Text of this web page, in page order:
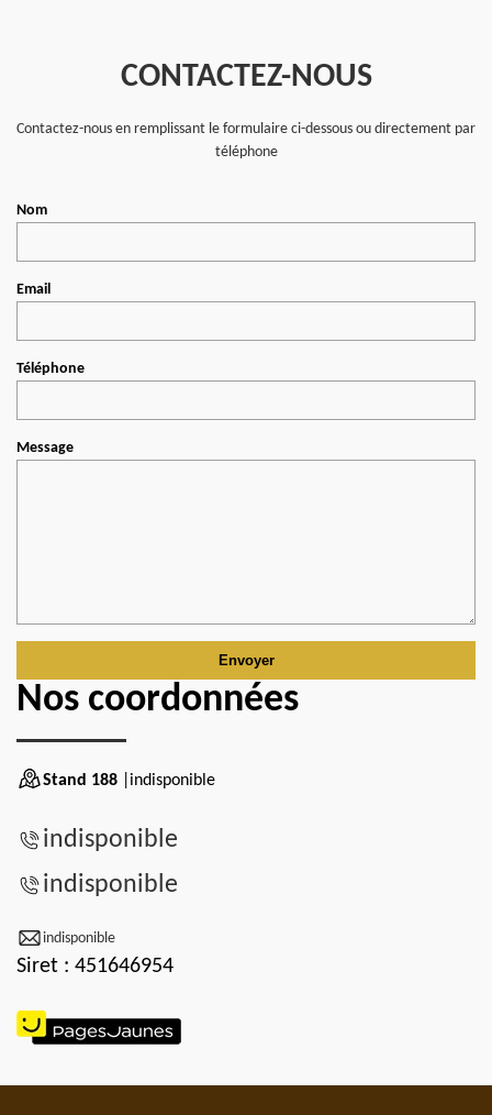
CONTACTEZ-NOUS
Contactez-nous en remplissant le formulaire ci-dessous ou directement par
téléphone
Nom
Email
Téléphone
Message
Nos coordonnées
Stand 188 |indisponible
indisponible
indisponible
indisponible
Siret : 451646954